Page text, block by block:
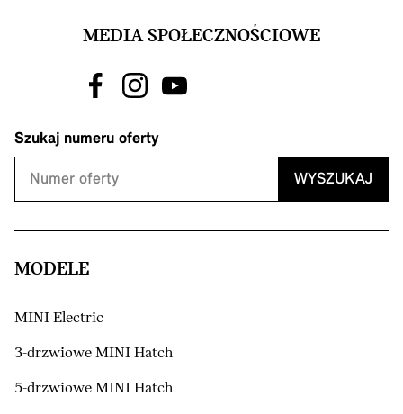
MEDIA SPOŁECZNOŚCIOWE
Szukaj numeru oferty
WYSZUKAJ
MODELE
MINI Electric
3-drzwiowe MINI Hatch
5-drzwiowe MINI Hatch